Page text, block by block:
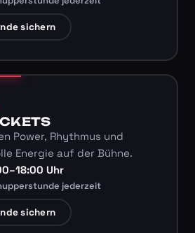
sichern
Power, Rhythmus und
Energie auf der Bühne.
Uhr
jederzeit
sichern